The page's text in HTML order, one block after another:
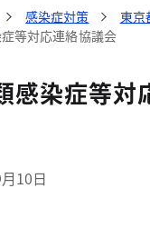
感染症対策
東京
等対応連絡協議会
感染症等対
10日